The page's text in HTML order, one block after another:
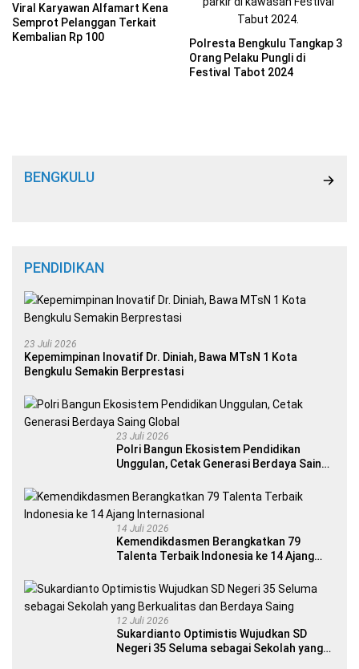
Viral Karyawan Alfamart Kena
Semprot Pelanggan Terkait
Kembalian Rp 100
Polresta Bengkulu Tangkap 3
Orang Pelaku Pungli di
Festival Tabot 2024
BENGKULU
PENDIDIKAN
23 Juli 2026
Kepemimpinan Inovatif Dr. Diniah, Bawa MTsN 1 Kota
Bengkulu Semakin Berprestasi
23 Juli 2026
Polri Bangun Ekosistem Pendidikan
Unggulan, Cetak Generasi Berdaya Saing
14 Juli 2026
Kemendikdasmen Berangkatkan 79
Talenta Terbaik Indonesia ke 14 Ajang
12 Juli 2026
Sukardianto Optimistis Wujudkan SD
Negeri 35 Seluma sebagai Sekolah yang